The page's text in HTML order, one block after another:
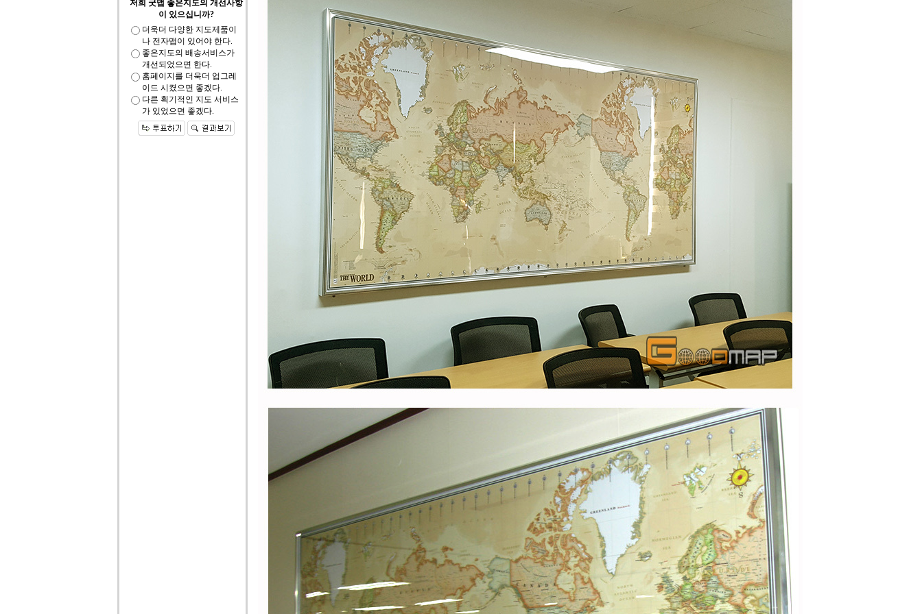
저희 굿맵 좋은지도의 개선사항
이 있으십니까?
더욱더 다양한 지도제품이
나 전자맵이 있어야 한다.
좋은지도의 배송서비스가
개선되었으면 한다.
홈페이지를 더욱더 업그레
이드 시켰으면 좋겠다.
다른 획기적인 지도 서비스
가 있었으면 좋겠다.